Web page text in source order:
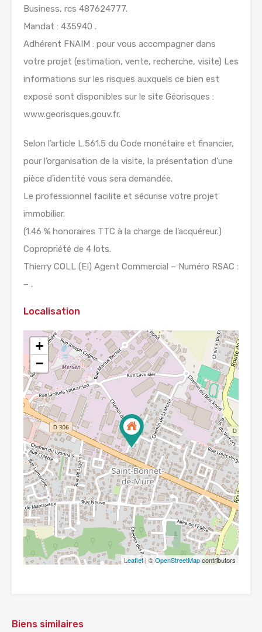
Business, rcs 487624777.
Mandat : 435940 .
Adhérent FNAIM : pour vous accompagner dans
votre projet (estimation, vente, recherche, visite) Les
informations sur les risques auxquels ce bien est
exposé sont disponibles sur le site Géorisques :
www.georisques.gouv.fr.
Selon l’article L.561.5 du Code monétaire et financier,
pour l’organisation de la visite, la présentation d’une
pièce d’identité vous sera demandée.
Le professionnel facilite et sécurise votre projet
immobilier.
(1.46 % honoraires TTC à la charge de l’acquéreur.)
Copropriété de 4 lots.
Thierry COLL (EI) Agent Commercial – Numéro RSAC :
– .
Localisation
+
−
Leaflet | ©OpenStreetMapcontributors
Biens similaires